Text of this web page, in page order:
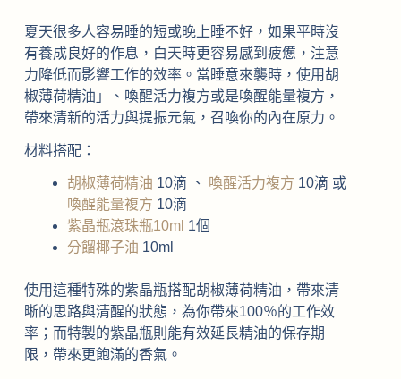
夏天很多人容易睡的短或晚上睡不好，如果平時沒
有養成良好的作息，白天時更容易感到疲憊，注意
力降低而影響工作的效率。當睡意來襲時，使用胡
椒薄荷精油」、喚醒活力複方或是喚醒能量複方，
帶來清新的活力與提振元氣，召喚你的內在原力。
材料搭配：
胡椒薄荷精油 10滴 、 喚醒活力複方 10滴 或
喚醒能量複方 10滴
紫晶瓶滾珠瓶10ml 1個
分餾椰子油 10ml
使用這種特殊的紫晶瓶搭配胡椒薄荷精油，帶來清
晰的思路與清醒的狀態，為你帶來100％的工作效
率；而特製的紫晶瓶則能有效延長精油的保存期
限，帶來更飽滿的香氣。